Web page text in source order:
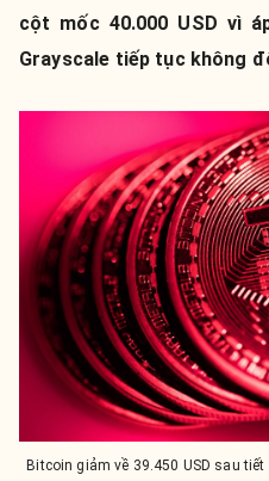
cột mốc 40.000 USD vì
Grayscale tiếp tục không
Bitcoin giảm về 39.450 USD sau